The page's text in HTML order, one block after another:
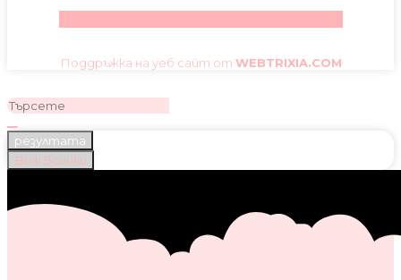
Поддръжка на уеб сайт от WEBTRIXIA.COM
резултата
Виж всички